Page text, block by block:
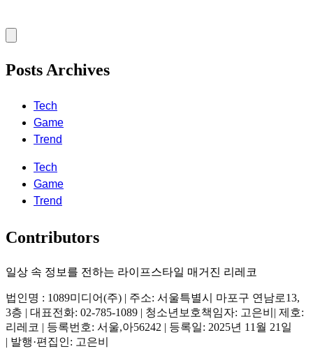
Posts Archives
Tech
Game
Trend
Tech
Game
Trend
Contributors
일상 속 정보를 전하는 라이프스타일 매거진 리레코
법인명 : 1089미디어(주) | 주소: 서울특별시 마포구 연남로13,
3층 | 대표전화: 02-785-1089 | 청소년보호책임자: 고은비| 제호:
리레코 | 등록번호: 서울,아56242 | 등록일: 2025년 11월 21일
| 발행·편집인: 고은비